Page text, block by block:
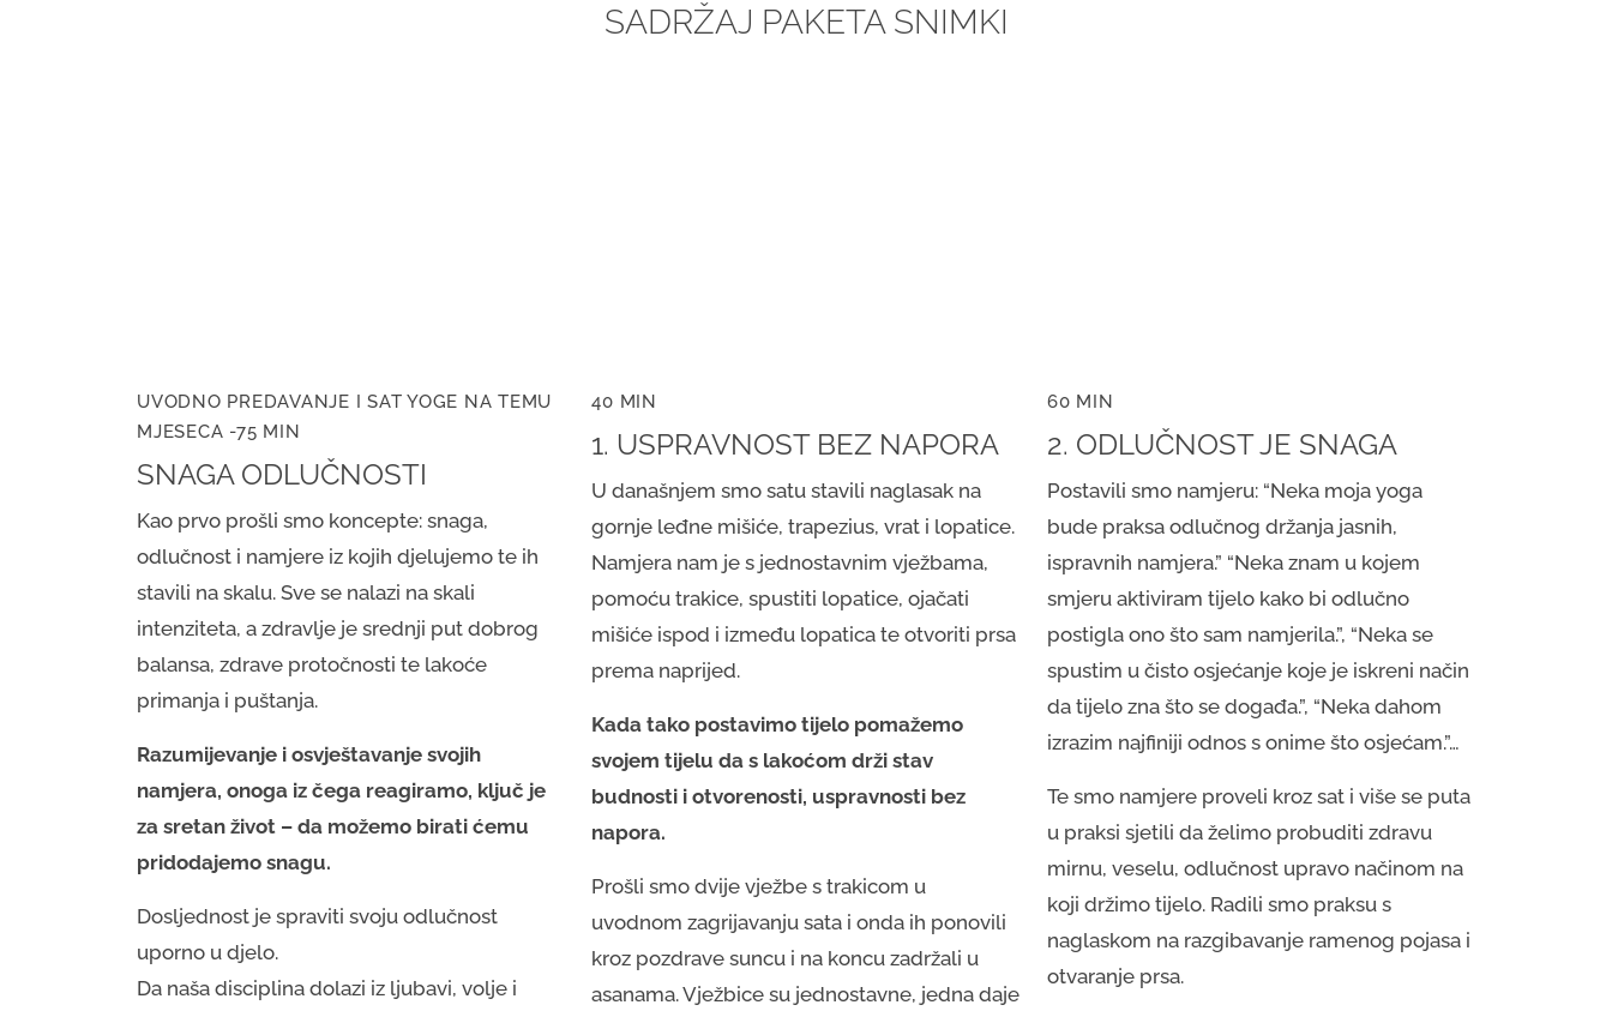
SADRŽAJ PAKETA SNIMKI
UVODNO PREDAVANJE I SAT YOGE NA TEMU
MJESECA -75 MIN
SNAGA ODLUČNOSTI
Kao prvo prošli smo koncepte: snaga,
odlučnost i namjere iz kojih djelujemo te ih
stavili na skalu. Sve se nalazi na skali
intenziteta, a zdravlje je srednji put dobrog
balansa, zdrave protočnosti te lakoće
primanja i puštanja.
Razumijevanje i osvještavanje svojih
namjera, onoga iz čega reagiramo, ključ je
za sretan život – da možemo birati ćemu
pridodajemo snagu.
Dosljednost je spraviti svoju odlučnost
uporno u djelo.
Da naša disciplina dolazi iz ljubavi, volje i
40 MIN
1. USPRAVNOST BEZ NAPORA
U današnjem smo satu stavili naglasak na
gornje leđne mišiće, trapezius, vrat i lopatice.
Namjera nam je s jednostavnim vježbama,
pomoću trakice, spustiti lopatice, ojačati
mišiće ispod i između lopatica te otvoriti prsa
prema naprijed.
Kada tako postavimo tijelo pomažemo
svojem tijelu da s lakoćom drži stav
budnosti i otvorenosti, uspravnosti bez
napora.
Prošli smo dvije vježbe s trakicom u
uvodnom zagrijavanju sata i onda ih ponovili
kroz pozdrave suncu i na koncu zadržali u
asanama. Vježbice su jednostavne, jedna daje
60 MIN
2. ODLUČNOST JE SNAGA
Postavili smo namjeru: “Neka moja yoga
bude praksa odlučnog držanja jasnih,
ispravnih namjera.” “Neka znam u kojem
smjeru aktiviram tijelo kako bi odlučno
postigla ono što sam namjerila.”, “Neka se
spustim u čisto osjećanje koje je iskreni način
da tijelo zna što se događa.”, “Neka dahom
izrazim najfiniji odnos s onime što osjećam.”…
Te smo namjere proveli kroz sat i više se puta
u praksi sjetili da želimo probuditi zdravu
mirnu, veselu, odlučnost upravo načinom na
koji držimo tijelo. Radili smo praksu s
naglaskom na razgibavanje ramenog pojasa i
otvaranje prsa.